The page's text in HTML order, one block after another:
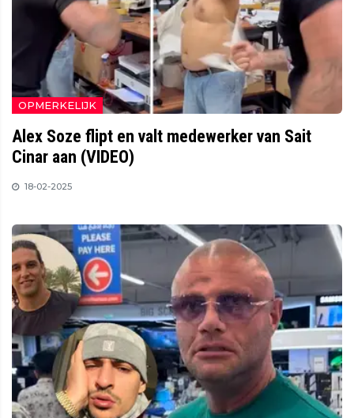
OPMERKELIJK
Alex Soze flipt en valt medewerker van Sait
Cinar aan (VIDEO)
18-02-2025